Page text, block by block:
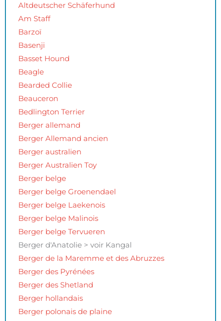
Altdeutscher Schäferhund
Am Staff
Barzoï
Basenji
Basset Hound
Beagle
Bearded Collie
Beauceron
Bedlington Terrier
Berger allemand
Berger Allemand ancien
Berger australien
Berger Australien Toy
Berger belge
Berger belge Groenendael
Berger belge Laekenois
Berger belge Malinois
Berger belge Tervueren
Berger d'Anatolie > voir Kangal
Berger de la Maremme et des Abruzzes
Berger des Pyrénées
Berger des Shetland
Berger hollandais
Berger polonais de plaine